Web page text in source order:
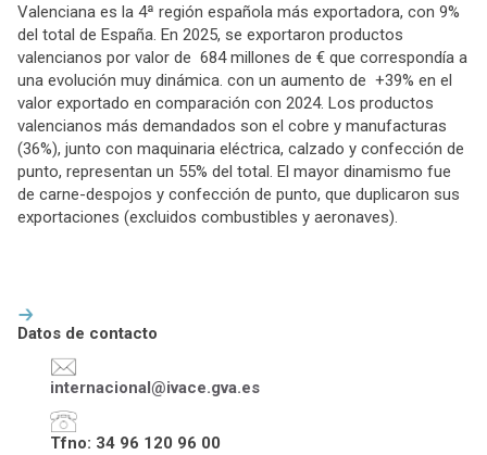
Valenciana es la 4ª región española más exportadora, con 9%
del total de España. En 2025, se exportaron productos
valencianos por valor de 684 millones de € que correspondía a
una evolución muy dinámica. con un aumento de +39% en el
valor exportado en comparación con 2024. Los productos
valencianos más demandados son el cobre y manufacturas
(36%), junto con maquinaria eléctrica, calzado y confección de
punto, representan un 55% del total. El mayor dinamismo fue
de carne-despojos y confección de punto, que duplicaron sus
exportaciones (excluidos combustibles y aeronaves).
Datos de contacto
internacional@ivace.gva.es
Tfno: 34 96 120 96 00